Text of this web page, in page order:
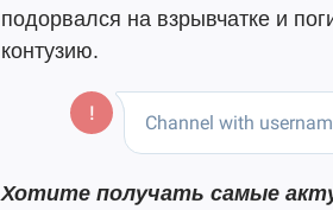
подорвался на взрывчатке и
контузию.
Хотите получать самые